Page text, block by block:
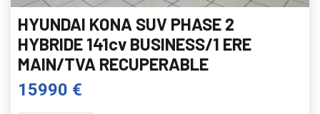
HYUNDAI KONA SUV PHASE 2
HYBRIDE 141cv BUSINESS/1 ERE
MAIN/TVA RECUPERABLE
15990 €